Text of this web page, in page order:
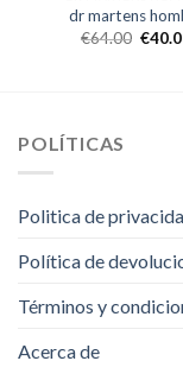
dr martens
€64.00 €
POLÍTICAS
Politica de
Política de
Términos y
Acerca de